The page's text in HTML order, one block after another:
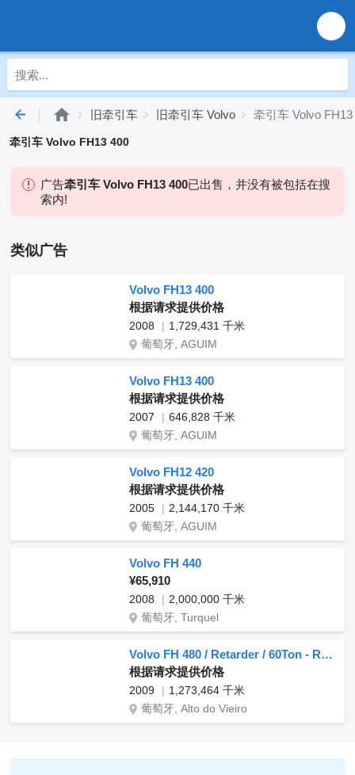
旧牵引车 旧牵引车 Volvo 牵引车 Volvo FH13
牵引车 Volvo FH13 400
广告牵引车 Volvo FH13 400已出售，并没有被包括在搜
索内!
类似广告
Volvo FH13 400
根据请求提供价格
2008
1,729,431 千米
葡萄牙, AGUIM
Volvo FH13 400
根据请求提供价格
2007
646,828 千米
葡萄牙, AGUIM
Volvo FH12 420
根据请求提供价格
2005
2,144,170 千米
葡萄牙, AGUIM
Volvo FH 440
¥65,910
2008
2,000,000 千米
葡萄牙, Turquel
Volvo FH 480 / Retarder / 60Ton - Reduced hubs - Hid. Kit
根据请求提供价格
2009
1,273,464 千米
葡萄牙, Alto do Vieiro